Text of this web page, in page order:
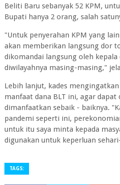
Beliti Baru sebanyak 52 KPM,
Bupati hanya 2 orang, salah
"Untuk penyerahan KPM yang
akan memberikan langsung dor
dikomandai langsung oleh kepala
diwilayahnya masing-masing,"
Lebih lanjut, kades
manfaat dana BLT ini, agar dapat
dimanfaatkan sebaik - baiknya.
pandemi seperti ini,
untuk itu saya minta kepada
digunakan untuk keperluan
TAGS: